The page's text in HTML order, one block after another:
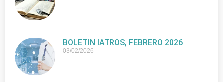
BOLETIN IATROS, FEBRERO 2026
03/02/2026